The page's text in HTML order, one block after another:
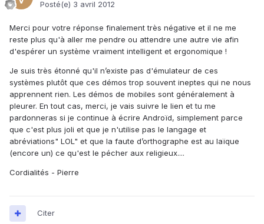
Posté(e) 3 avril 2012
Merci pour votre réponse finalement très négative et il ne me
reste plus qu'à aller me pendre ou attendre une autre vie afin
d'espérer un système vraiment intelligent et ergonomique !
Je suis très étonné qu'il n’existe pas d'émulateur de ces
systèmes plutôt que ces démos trop souvent ineptes qui ne nous
apprennent rien. Les démos de mobiles sont généralement à
pleurer. En tout cas, merci, je vais suivre le lien et tu me
pardonneras si je continue à écrire Androïd, simplement parce
que c'est plus joli et que je n'utilise pas le langage et
abréviations" LOL" et que la faute d’orthographe est au laïque
(encore un) ce qu'est le pécher aux religieux....
Cordialités - Pierre
Citer